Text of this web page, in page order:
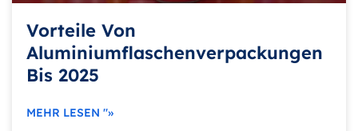
Vorteile Von
Aluminiumflaschenverpackungen
Bis 2025
MEHR LESEN "»